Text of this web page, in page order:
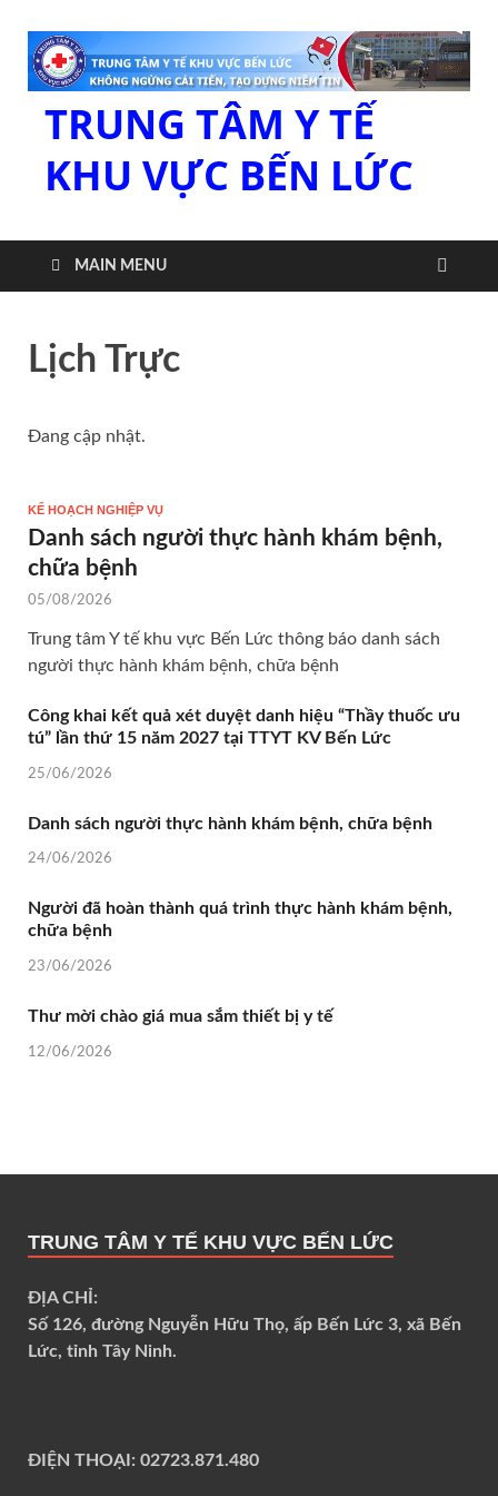
TRUNG TÂM Y TẾ
KHU VỰC BẾN LỨC
MAIN MENU
Lịch Trực
Đang cập nhật.
KẾ HOẠCH NGHIỆP VỤ
Danh sách người thực hành khám bệnh,
chữa bệnh
05/08/2026
Trung tâm Y tế khu vực Bến Lức thông báo danh sách
người thực hành khám bệnh, chữa bệnh
Công khai kết quả xét duyệt danh hiệu “Thầy thuốc ưu
tú” lần thứ 15 năm 2027 tại TTYT KV Bến Lức
25/06/2026
Danh sách người thực hành khám bệnh, chữa bệnh
24/06/2026
Người đã hoàn thành quá trình thực hành khám bệnh,
chữa bệnh
23/06/2026
Thư mời chào giá mua sắm thiết bị y tế
12/06/2026
TRUNG TÂM Y TẾ KHU VỰC BẾN LỨC
ĐỊA CHỈ:
Số 126, đường Nguyễn Hữu Thọ, ấp Bến Lức 3, xã Bến
Lức, tỉnh Tây Ninh.
ĐIỆN THOẠI: 02723.871.480